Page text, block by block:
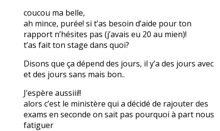
coucou ma belle,
ah mince, purée! si t’as besoin d’aide pour ton
rapport n’hésites pas (j’avais eu 20 au mien)!
t’as fait ton stage dans quoi?
Disons que ça dépend des jours, il y’a des jours avec
et des jours sans mais bon..
J’espère aussiii!!
alors c’est le ministère qui a décidé de rajouter des
exams en seconde on sait pas pourquoi à part nous
fatiguer